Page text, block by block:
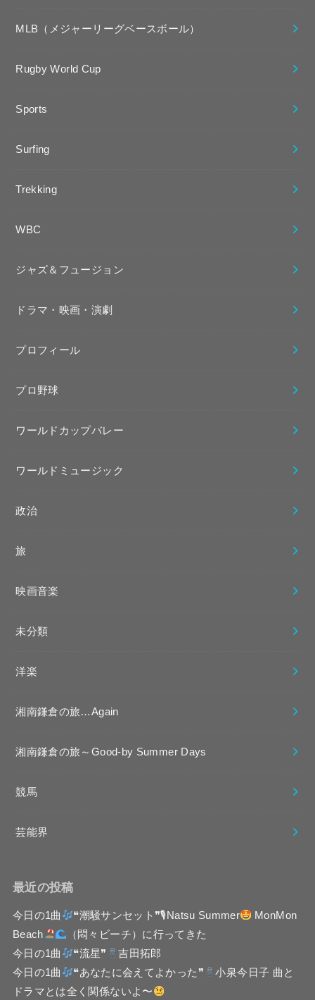
MLB（メジャーリーグベースボール）
Rugby World Cup
Sports
Surfing
Trekking
WBC
ジャズ＆フュージョン
ドラマ・映画・演劇
プロフィール
プロ野球
ワールドカップバレー
ワールドミュージック
政治
旅
映画音楽
未分類
洋楽
湘南鎌倉の旅…Again
湘南鎌倉の旅～Good-by Summer Days
競馬
芸能界
最近の投稿
今日の1曲 ❝潮騒サンセット❞🎙Natsu Summer
MonMon
Beach
（悶々ビーチ）に行ってきた
今日の1曲
❝流星❞
吉田拓郎
今日の1曲
❝あなたに会えてよかった❞
小泉今日子 曲と
ドラマとは全く関係ないよ〜